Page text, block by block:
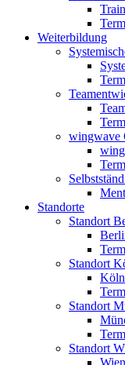
Weiterbildung
wingwave
Standorte
Standort
Standort
Köln
Standort
Standort
Wien